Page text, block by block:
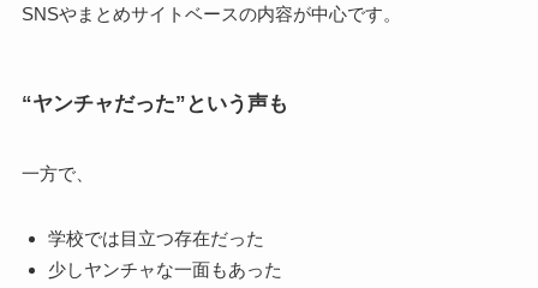
SNSやまとめサイトベースの内容が中心です。
“ヤンチャだった”という声も
一方で、
学校では目立つ存在だった
少しヤンチャな一面もあった